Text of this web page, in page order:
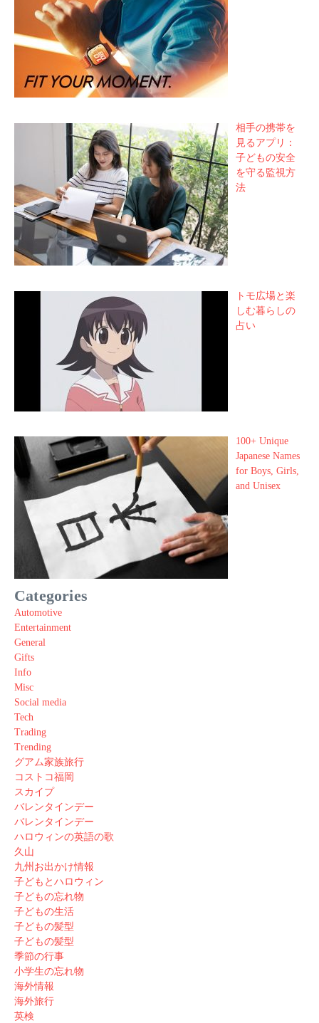
相手の携帯を
見るアプリ：
子どもの安全
を守る監視方
法
トモ広場と楽
しむ暮らしの
占い
100+ Unique
Japanese Names
for Boys, Girls,
and Unisex
Categories
Automotive
Entertainment
General
Gifts
Info
Misc
Social media
Tech
Trading
Trending
グアム家族旅行
コストコ福岡
スカイプ
バレンタインデー
バレンタインデー
ハロウィンの英語の歌
久山
九州お出かけ情報
子どもとハロウィン
子どもの忘れ物
子どもの生活
子どもの髪型
子どもの髪型
季節の行事
小学生の忘れ物
海外情報
海外旅行
英検